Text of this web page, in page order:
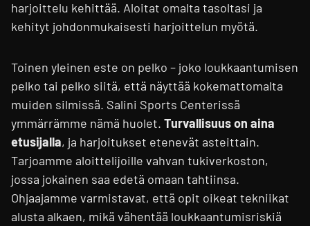
harjoittelu kehittää. Aloitat omalta tasoltasi ja
kehityt johdonmukaisesti harjoittelun myötä.
Toinen yleinen este on pelko – joko loukkaantumisen
pelko tai pelko siitä, että näyttää kokemattomalta
muiden silmissä. Salini Sports Centerissä
ymmärrämme nämä huolet. Turvallisuus on aina
etusijalla, ja harjoitukset etenevät asteittain.
Tarjoamme aloittelijoille vahvan tukiverkoston,
jossa jokainen saa edetä omaan tahtiinsa.
Ohjaajamme varmistavat, että opit oikeat tekniikat
alusta alkaen, mikä vähentää loukkaantumisriskiä